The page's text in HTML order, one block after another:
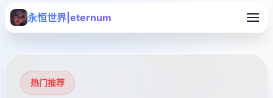
永恒世界|eternum
热门推荐